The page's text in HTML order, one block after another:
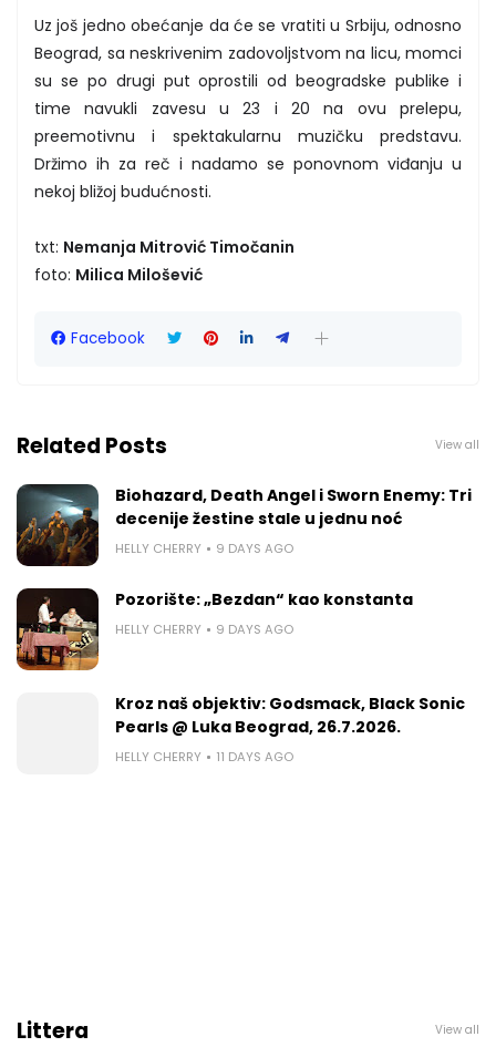
Uz još jedno obećanje da će se vratiti u Srbiju, odnosno
Beograd, sa neskrivenim zadovoljstvom na licu, momci
su se po drugi put oprostili od beogradske publike i
time navukli zavesu u 23 i 20 na ovu prelepu,
preemotivnu i spektakularnu muzičku predstavu.
Držimo ih za reč i nadamo se ponovnom viđanju u
nekoj bližoj budućnosti.
txt: Nemanja Mitrović Timočanin
foto: Milica Milošević
Facebook
Related Posts View all
Biohazard, Death Angel i Sworn Enemy: Tri
decenije žestine stale u jednu noć
HELLY CHERRY 9 DAYS AGO
Pozorište: „Bezdan“ kao konstanta
HELLY CHERRY 9 DAYS AGO
Kroz naš objektiv: Godsmack, Black Sonic
Pearls @ Luka Beograd, 26.7.2026.
HELLY CHERRY 11 DAYS AGO
Littera View all